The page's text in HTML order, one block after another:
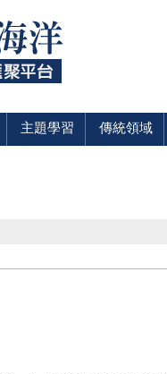
主題學習 傳統領域